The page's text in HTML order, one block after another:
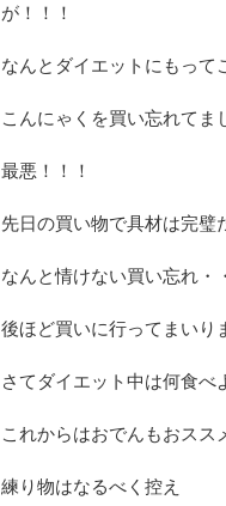
が！！！
なんとダイエットにもって
こんにゃくを買い忘れてま
最悪！！！
先日の買い物で具材は完璧
なんと情けない買い忘れ・
後ほど買いに行ってまいり
さてダイエット中は何食べ
これからはおでんもおスス
練り物はなるべく控え